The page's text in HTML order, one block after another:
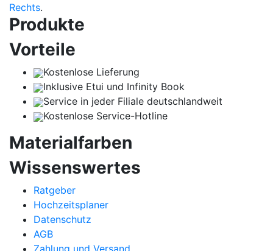
Rechts.
Produkte
Vorteile
Kostenlose Lieferung
Inklusive Etui und Infinity Book
Service in jeder Filiale deutschlandweit
Kostenlose Service-Hotline
Materialfarben
Wissenswertes
Ratgeber
Hochzeitsplaner
Datenschutz
AGB
Zahlung und Versand